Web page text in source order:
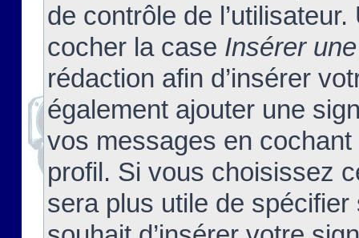
de contrôle de
cocher la case Insérer
rédaction afin d’insérer
également ajouter une
vos messages en
profil. Si vous choisissez
sera plus utile de